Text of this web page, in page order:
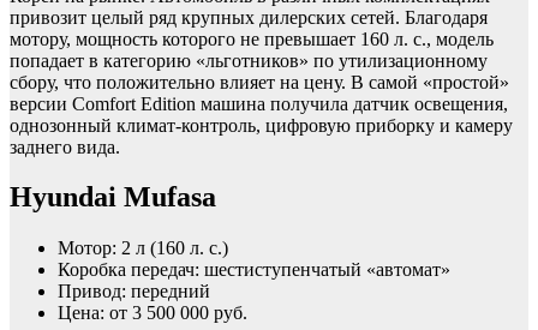
привозит целый ряд крупных дилерских сетей. Благодаря
мотору, мощность которого не превышает 160 л. с., модель
попадает в категорию «льготников» по утилизационному
сбору, что положительно влияет на цену. В самой «простой»
версии Comfort Edition машина получила датчик освещения,
однозонный климат-контроль, цифровую приборку и камеру
заднего вида.
Hyundai Mufasa
Мотор: 2 л (160 л. с.)
Коробка передач: шестиступенчатый «автомат»
Привод: передний
Цена: от 3 500 000 руб.